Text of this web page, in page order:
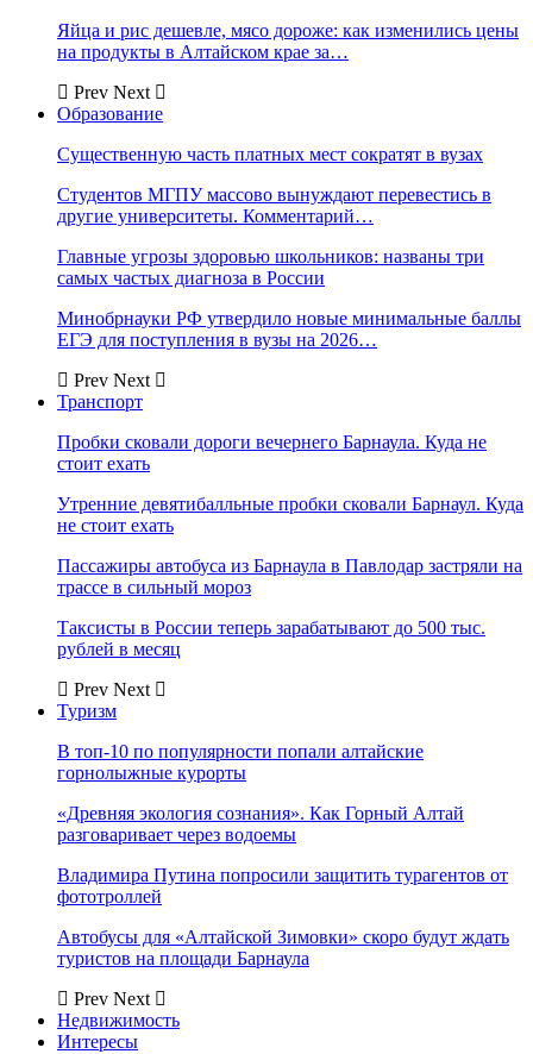
Яйца и рис дешевле, мясо дороже: как изменились цены
на продукты в Алтайском крае за…
Prev Next
Образование
Существенную часть платных мест сократят в вузах
Студентов МГПУ массово вынуждают перевестись в
другие университеты. Комментарий…
Главные угрозы здоровью школьников: названы три
самых частых диагноза в России
Минобрнауки РФ утвердило новые минимальные баллы
ЕГЭ для поступления в вузы на 2026…
Prev Next
Транспорт
Пробки сковали дороги вечернего Барнаула. Куда не
стоит ехать
Утренние девятибалльные пробки сковали Барнаул. Куда
не стоит ехать
Пассажиры автобуса из Барнаула в Павлодар застряли на
трассе в сильный мороз
Таксисты в России теперь зарабатывают до 500 тыс.
рублей в месяц
Prev Next
Туризм
В топ-10 по популярности попали алтайские
горнолыжные курорты
«Древняя экология сознания». Как Горный Алтай
разговаривает через водоемы
Владимира Путина попросили защитить турагентов от
фототроллей
Автобусы для «Алтайской Зимовки» скоро будут ждать
туристов на площади Барнаула
Prev Next
Недвижимость
Интересы